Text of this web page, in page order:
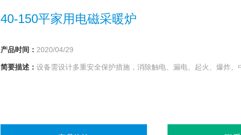
40-150平家用电磁采暖炉
产品时间： 2020/04/29
简要描述： 设备需设计多重安全保护措施，消除触电、漏电、起火、爆炸、